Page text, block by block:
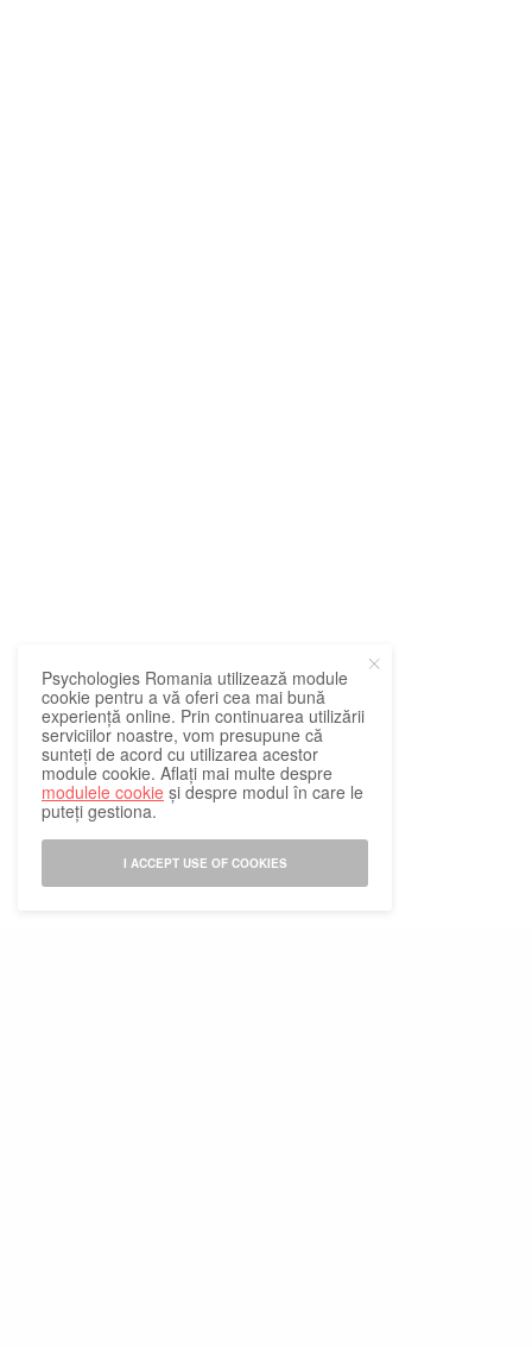
Psychologies Romania utilizează module
cookie pentru a vă oferi cea mai bună
experiență online. Prin continuarea utilizării
serviciilor noastre, vom presupune că
sunteți de acord cu utilizarea acestor
module cookie. Aflați mai multe despre
modulele cookie și despre modul în care le
puteți gestiona.
I ACCEPT USE OF COOKIES